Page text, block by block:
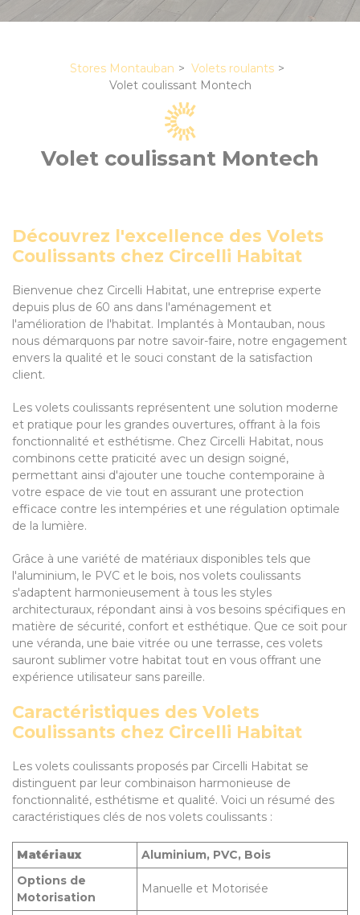
Stores Montauban
Volets roulants
Volet coulissant Montech
Volet coulissant Montech
Découvrez l'excellence des Volets
Coulissants chez Circelli Habitat
Bienvenue chez Circelli Habitat, une entreprise experte
depuis plus de 60 ans dans l'aménagement et
l'amélioration de l'habitat. Implantés à Montauban, nous
nous démarquons par notre savoir-faire, notre engagement
envers la qualité et le souci constant de la satisfaction
client.
Les volets coulissants représentent une solution moderne
et pratique pour les grandes ouvertures, offrant à la fois
fonctionnalité et esthétisme. Chez Circelli Habitat, nous
combinons cette praticité avec un design soigné,
permettant ainsi d'ajouter une touche contemporaine à
votre espace de vie tout en assurant une protection
efficace contre les intempéries et une régulation optimale
de la lumière.
Grâce à une variété de matériaux disponibles tels que
l'aluminium, le PVC et le bois, nos volets coulissants
s'adaptent harmonieusement à tous les styles
architecturaux, répondant ainsi à vos besoins spécifiques en
matière de sécurité, confort et esthétique. Que ce soit pour
une véranda, une baie vitrée ou une terrasse, ces volets
sauront sublimer votre habitat tout en vous offrant une
expérience utilisateur sans pareille.
Caractéristiques des Volets
Coulissants chez Circelli Habitat
Les volets coulissants proposés par Circelli Habitat se
distinguent par leur combinaison harmonieuse de
fonctionnalité, esthétisme et qualité. Voici un résumé des
caractéristiques clés de nos volets coulissants :
Matériaux
Aluminium, PVC, Bois
Options de
Motorisation
Manuelle et Motorisée